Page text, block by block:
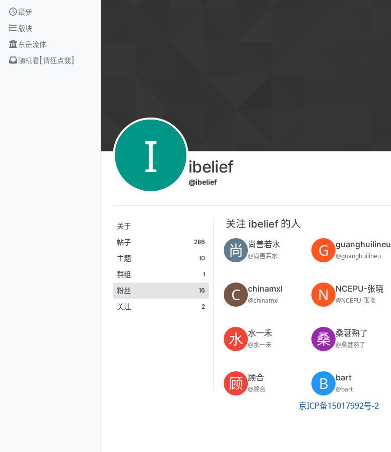
Skip to content
最新
版块
东岳流体
随机看[请狂点我]
I ibelief
@ibelief
关于
帖子
286
主题 10
群组 1
粉丝 16
关注 2
关注 ibelief 的人
尚 尚善若水
@尚善若水 G guanghuilineu
@guanghuilineu
C chinamxl
@chinamxl N NCEPU-张晓
@NCEPU-张晓
水 水一禾
@水一禾 桑 桑葚熟了
@桑葚熟了
顾 顾合
@顾合 B bart
@bart
京ICP备15017992号-2